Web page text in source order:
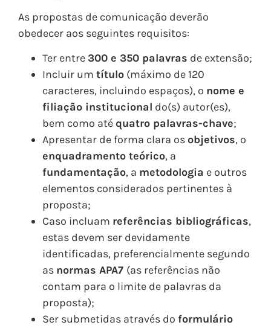
As propostas de comunicação deverão
obedecer aos seguintes requisitos:
Ter entre 300 e 350 palavras de extensão;
Incluir um título (máximo de 120
caracteres, incluindo espaços), o nome e
filiação institucional do(s) autor(es),
bem como atéquatro palavras-chave;
Apresentar de forma clara osobjetivos, o
enquadramento teórico, a
fundamentação, a metodologia e outros
elementos considerados pertinentes à
proposta;
Caso incluam referências bibliográficas,
estas devem ser devidamente
identificadas, preferencialmente segundo
as normas APA7 (as referências não
contam para o limite de palavras da
proposta);
Ser submetidas através do formulário